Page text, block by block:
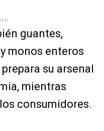
guantes,
monos enteros
su arsenal
mientras
consumidores.